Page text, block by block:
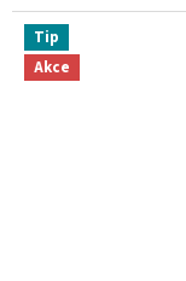
Tip
Akce